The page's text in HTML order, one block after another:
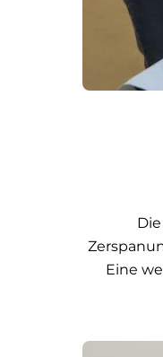
Eine